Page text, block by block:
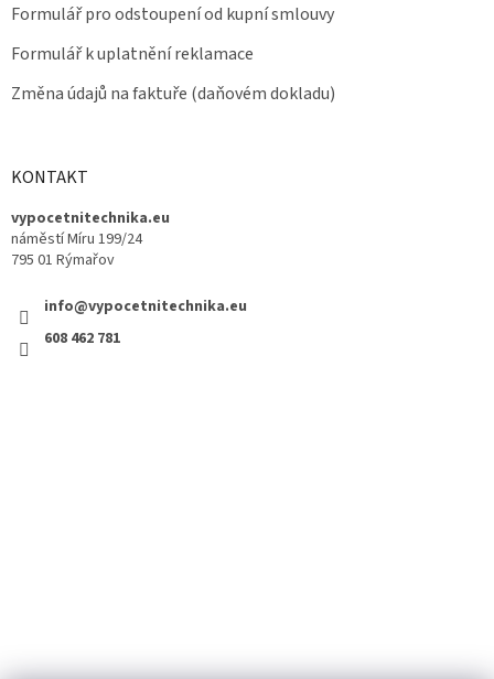
Formulář pro odstoupení od kupní smlouvy
Formulář k uplatnění reklamace
Změna údajů na faktuře (daňovém dokladu)
KONTAKT
vypocetnitechnika.eu
náměstí Míru 199/24
795 01 Rýmařov
info@vypocetnitechnika.eu
608 462 781